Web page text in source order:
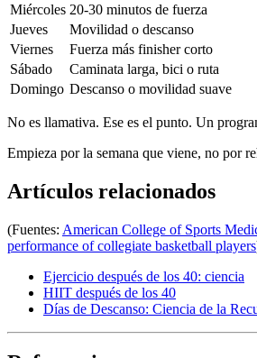
Miércoles 20-30 minutos de fuerza
Jueves
Movilidad o descanso
Viernes
Fuerza más finisher corto
Sábado
Caminata larga, bici o ruta
Domingo Descanso o movilidad suave
No es llamativa. Ese es el punto. Un
Empieza por la semana que viene, no por
Artículos relacionados
(Fuentes: American College of Sports
performance of collegiate basketball players
Ejercicio después de los 40: ciencia
HIIT después de los 40
Días de Descanso: Ciencia de la